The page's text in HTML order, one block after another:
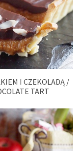
I CZEKOLADĄ /
TART